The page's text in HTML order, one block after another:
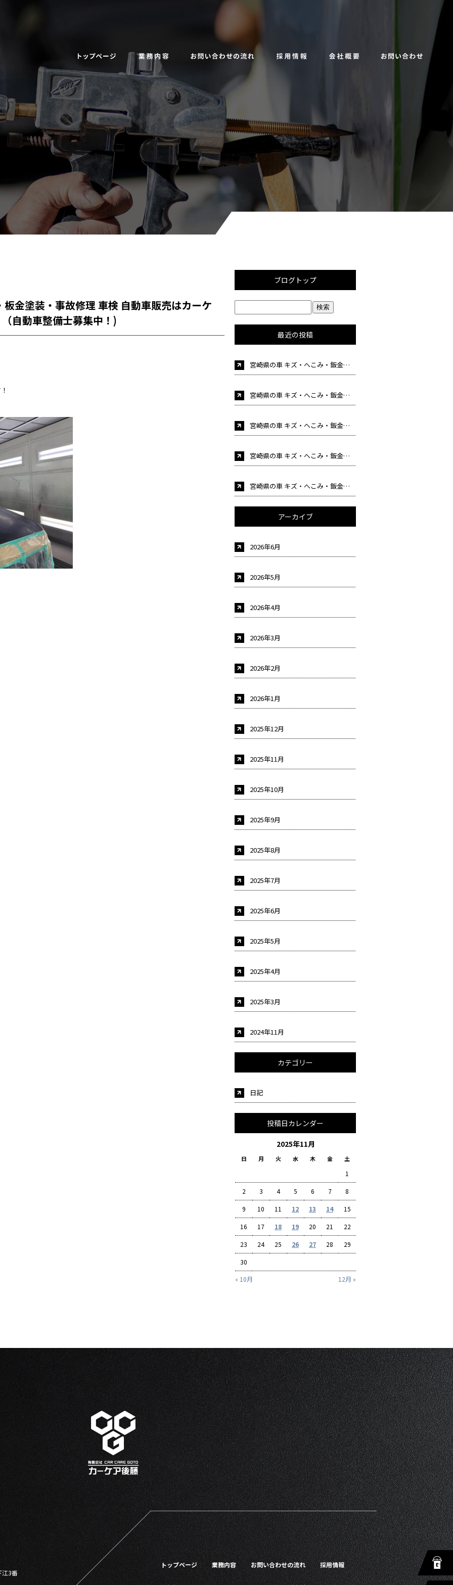
金塗装・事故修理 車検 自動車販売はカーケ
自動車整備士募集中！)
ブログトップ
最近の投稿
宮崎県の車 キズ・へこみ・鈑金塗装・事故修理 車検 自動車販売はカーケア後藤にお任せください！（自
宮崎県の車 キズ・へこみ・鈑金塗装・事故修理 車検 自動車販売はカーケア後藤にお任せください！（自動車整備士募集中！)
宮崎県の車 キズ・へこみ・鈑金塗装・事故修理 車検 自動車販売はカーケア後藤にお任せください！（自動車整備士募集中！)
宮崎県の車 キズ・へこみ・鈑金塗装・事故修理 車検 自動車販売はカーケア後藤にお任せください！（自動車整備士募集中！)
宮崎県の車 キズ・へこみ・鈑金塗装・事故修理 車検 自動車販売はカーケア後藤にお任せください！（自動車整備士募集中！)
アーカイブ
2026年6月
2026年5月
2026年4月
2026年3月
2026年2月
2026年1月
2025年12月
2025年11月
2025年10月
2025年9月
2025年8月
2025年7月
2025年6月
2025年5月
2025年4月
2025年3月
2024年11月
カテゴリー
日記
投稿日カレンダー
2025年11月
日 月 火 水 木 金 土
« 10月 12月 »
1
2 3 4 5 6 7 8
9 10 11 12 13 14 15
16 17 18 19 20 21 22
23 24 25 26 27 28 29
30
トップページ 業務内容 お問い合わせの流れ 採用情報
江3番